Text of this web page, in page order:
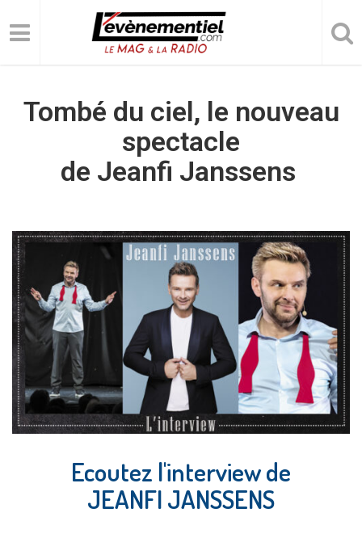
Tombé du ciel, le nouveau
spectacle
de Jeanfi Janssens
Ecoutez l'interview de
JEANFI JANSSENS